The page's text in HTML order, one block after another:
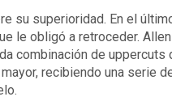
su superioridad. En el
le obligó a retroceder.
combinación de
recibiendo una serie